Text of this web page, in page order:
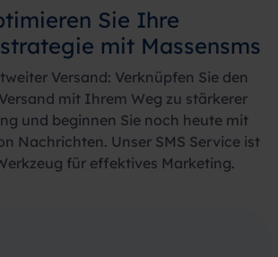
Sie Ihre
mit Massensms
Versand: Verknüpfen Sie den
mit Ihrem Weg zu stärkerer
und beginnen Sie noch heute mit
Nachrichten. Unser SMS Service ist
für effektives Marketing.